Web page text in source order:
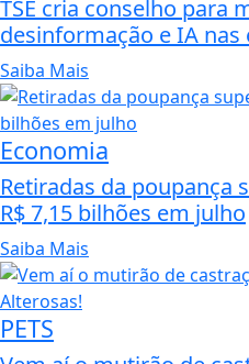
TSE cria conselho para
desinformação e IA nas
Saiba Mais
Economia
Retiradas da poupança
R$ 7,15 bilhões em julho
Saiba Mais
PETS